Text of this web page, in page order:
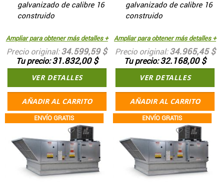
galvanizado de calibre 16
construido
Ampliar para obtener más detalles +
Precio original 34.599,59 $
Tu precio 31.832,00 $
VER DETALLES
AÑADIR AL CARRITO
galvanizado de calibre 16
construido
Ampliar para obtener más detalles +
Precio original 34.965,45 $
Tu precio 32.168,00 $
VER DETALLES
AÑADIR AL CARRITO
ENVÍO GRATIS ENVÍO GRATIS